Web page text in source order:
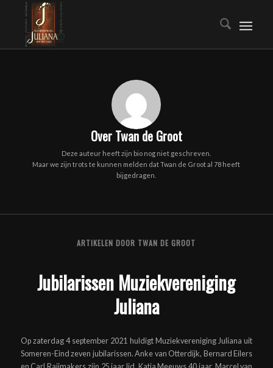
Over Twan de Groot
Deze auteur heeft zijn bio nog niet geschreven.
Maar we zijn trots te kunnen melden datTwan de Grootal 78 heeft
bijgedragen.
ARTIKELEN DOOR TWAN DE GROOT
Jubilarissen Muziekvereniging
Juliana
Op zaterdag 4 september 2021 huldigt Muziekvereniging Juliana uit
Someren-Eind zeven jubilarissen. Anke van Otterdijk, Bernard Eilers